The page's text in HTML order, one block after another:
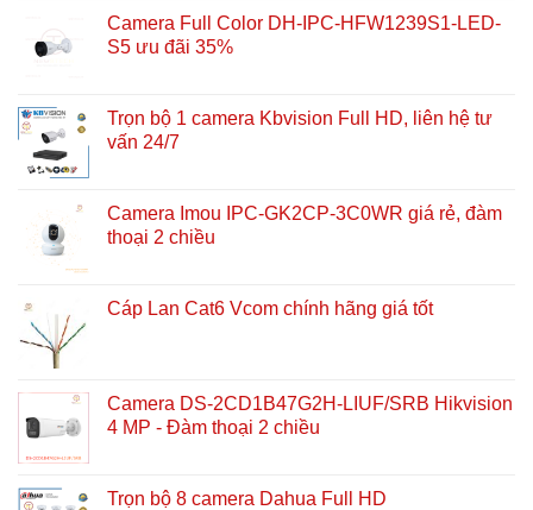
Camera Full Color DH-IPC-HFW1239S1-LED-
S5 ưu đãi 35%
Trọn bộ 1 camera Kbvision Full HD, liên hệ tư
vấn 24/7
Camera Imou IPC-GK2CP-3C0WR giá rẻ, đàm
thoại 2 chiều
Cáp Lan Cat6 Vcom chính hãng giá tốt
Camera DS-2CD1B47G2H-LIUF/SRB Hikvision
4 MP - Đàm thoại 2 chiều
Trọn bộ 8 camera Dahua Full HD